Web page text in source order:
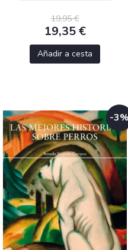
19,95 €
19,35 €
Añadir a cesta
-3%